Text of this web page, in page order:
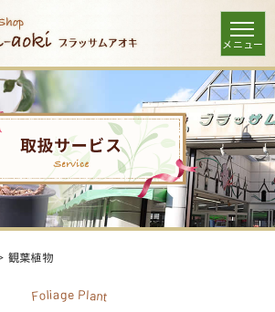
観葉植物
Foliage Plant